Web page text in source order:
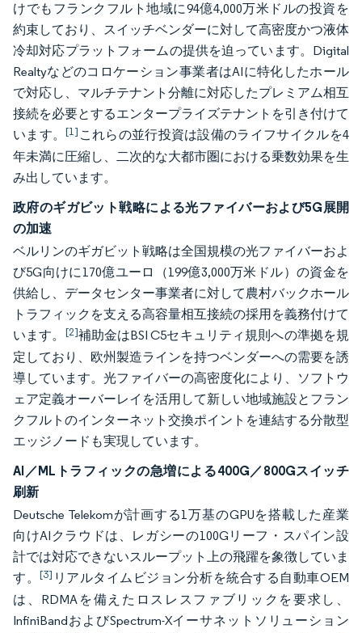
けでもフランクフルト地域に94億4,000万米ドルの投資を
約束しており、スイッチベンダーに対して高密度かつ液体
冷却対応プラットフォームの提供を迫っています。Digital
Realtyなどのコロケーション事業者はAIに特化したホール
で対応し、マルチテナント分離に対応したプレミアム相互
接続を必要とするエンタープライズテナントを引き付けて
います。[1] これらの並行投資は設備のライフサイクルを4
年未満に圧縮し、二次的な大都市圏における乗数効果を生
み出しています。
政府のギガビット戦略による光ファイバーおよび5G展開
の加速
ベルリンのギガビット戦略は全国規模の光ファイバーおよ
び5G向けに170億ユーロ（199億3,000万米ドル）の資金を
供給し、データセンター事業者に対して農村バックホール
トラフィックを支える高容量相互接続の採用を義務付けて
います。 [2]補助金はBSI C5セキュリティ規則への準拠を規
定しており、欧州製造ラインを持つベンダーへの需要を誘
導しています。光ファイバーの高密度化により、ソフトウ
ェア定義オーバーレイを活用して新しい地域施設とフラン
クフルトのインターネット交換ポイントを連結する分散型
エッジノードも実現しています。
AI／MLトラフィックの急増による400G／800Gスイッチ
刷新
Deutsche Telekomが計画する1万基のGPUを搭載した産業
向けAIクラウドは、レガシーの100Gリーフ・スパイン設
計では対応できないスループット上の飛躍を象徴していま
す。[3] リアルタイムビジョン分析を統合する自動車OEM
は、RDMAを備えたロスレスファブリックを要求し、
InfiniBandおよびSpectrum-Xイーサネットソリューション